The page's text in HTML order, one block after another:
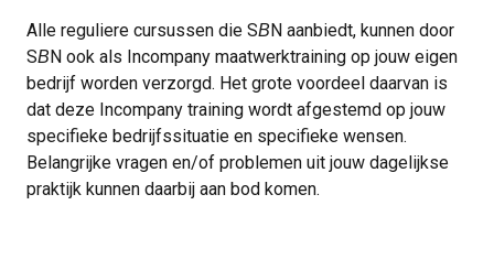
Alle reguliere cursussen die SB N aanbiedt, kunnen door
SB N ook als Incompany maatwerktraining op jouw eigen
bedrijf worden verzorgd. Het grote voordeel daarvan is
dat deze Incompany training wordt afgestemd op jouw
specifieke bedrijfssituatie en specifieke wensen.
Belangrijke vragen en/of problemen uit jouw dagelijkse
praktijk kunnen daarbij aan bod komen.